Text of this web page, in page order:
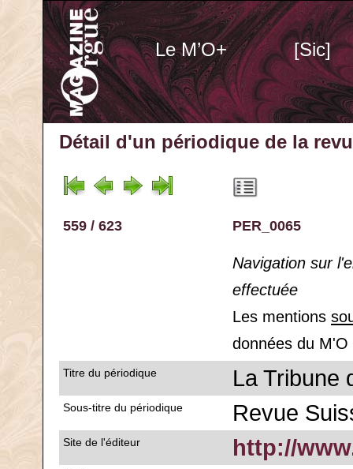
Le M’O+ [Sic]
Détail d'un périodique de la
559 / 623 PER_0065
Navigation sur
effectuée
Les mentions
données du M'O
Titre du périodique La Tribune
Sous-titre du périodique Revue
Site de l'éditeur http://